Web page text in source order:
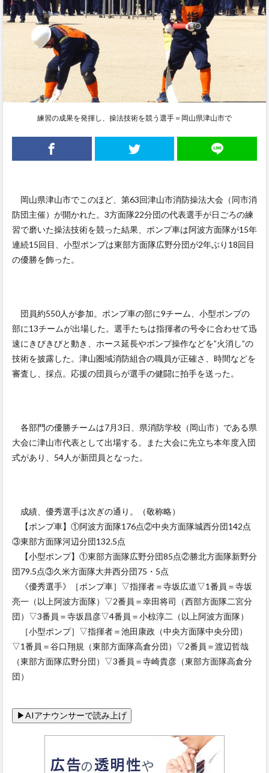
練習の成果を発揮し、操法技術を競う選手＝岡山県津山市で
岡山県津山市でこのほど、第63回津山市消防操法大会（同市消
防団主催）が開かれた。3方面隊22分団の代表選手が日ごろの練
習で磨いた操法技術を競った結果、ポンプ車は阿波方面隊が15年
連続15回目、小型ポンプは東部方面隊広野分団が2年ぶり18回目
の優勝を飾った。
団員約550人が参加。ポンプ車の部に9チーム、小型ポンプの
部に13チームが出場した。選手たちは指揮者の号令に合わせて迅
速にきびきびと動き、ホース延長やポンプ操作などを”火消し”の
技術を披露した。津山圏域消防組合の職員が正確さ、時間などを
審査し、採点。応援の団員らが選手の健闘に拍手を送った。
各部門の優勝チームは7月3日、県消防学校（岡山市）である県
大会に津山市代表として出場する。また大会に先立ち本年度入団
式があり、54人が新団員となった。
成績、優秀選手は次ぎの通り。（敬称略）
【ポンプ車】①阿波方面隊176点②中央方面隊城西分団142点
③東部方面隊河辺分団132.5点
【小型ポンプ】①東部方面隊広野分団85点②勝北方面隊新野分
団79.5点③久米方面隊大井西分団75・5点
《優秀選手》［ポンプ車］▽指揮者＝寺坂広道▽1番員＝寺坂
亮一（以上阿波方面隊）▽2番員＝幸田将司（西部方面隊二宮分
団）▽3番員＝寺坂昌彦▽4番員＝小椋淳二（以上阿波方面隊）
［小型ポンプ］▽指揮者＝池田康政（中央方面隊中央分団）
▽1番員＝谷口翔規（東部方面隊高倉分団）▽2番員＝渡辺哲哉
（東部方面隊広野分団）▽3番員＝寺崎貴彦（東部方面隊高倉分
団）